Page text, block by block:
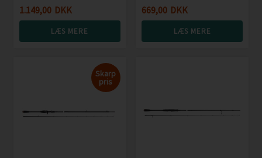
1.149,00 DKK
LÆS MERE
669,00 DKK
LÆS MERE
Skarp
pris